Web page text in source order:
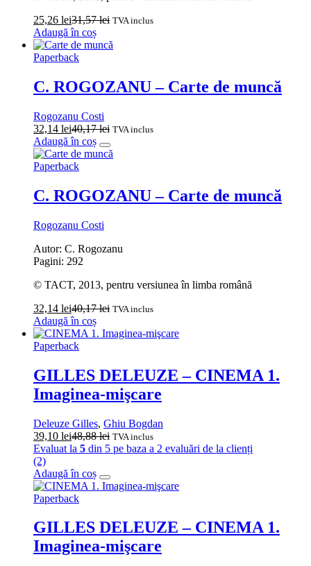
25,26 lei31,57lei TVA inclus
Adaugă în coș
Paperback
C. ROGOZANU – Carte de muncă
Rogozanu Costi
32,14 lei40,17lei TVA inclus
Adaugă în coș
Paperback
C. ROGOZANU – Carte de muncă
Rogozanu Costi
Autor: C. Rogozanu
Pagini: 292
© TACT, 2013, pentru versiunea în limba română
32,14 lei40,17lei TVA inclus
Adaugă în coș
Paperback
GILLES DELEUZE – CINEMA 1.
Imaginea-mişcare
Deleuze Gilles, Ghiu Bogdan
39,10 lei48,88lei TVA inclus
Evaluat la 5 din 5 pe baza a 2 evaluări de la clienți
(2)
Adaugă în coș
Paperback
GILLES DELEUZE – CINEMA 1.
Imaginea-mişcare